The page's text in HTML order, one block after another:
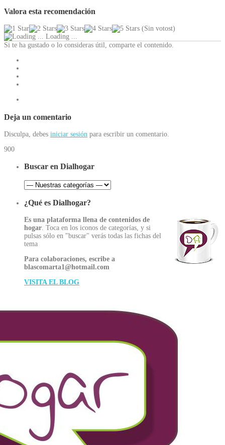
Valora esta recomendación
(Sin votost)
Loading ...
Si te ha gustado o lo consideras útil, comparte el contenido.
Deja un comentario
Disculpa, debes iniciar sesión para escribir un comentario.
900
Buscar en Dialhogar
¿Qué es Dialhogar?
Es una plataforma llena de contenidos de
hogar. Toca en los iconos de categorías, y si
pulsas sólo en "buscar" verás todas las fichas del
tema
Para colaboraciones, escribe a
blascomarta1@hotmail.com
VISITA EL BLOG